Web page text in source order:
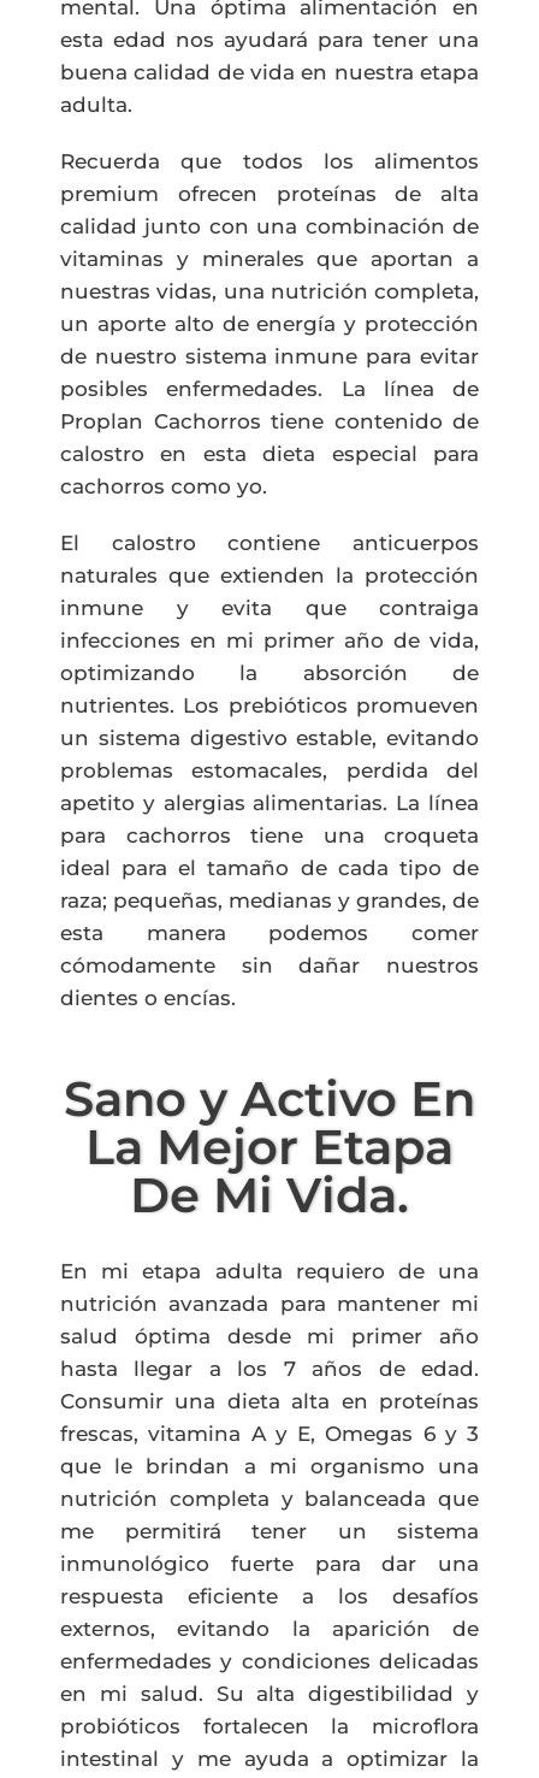
mental. Una óptima alimentación en
esta edad nos ayudará para tener una
buena calidad de vida en nuestra etapa
adulta.
Recuerda que todos los alimentos
premium ofrecen proteínas de alta
calidad junto con una combinación de
vitaminas y minerales que aportan a
nuestras vidas, una nutrición completa,
un aporte alto de energía y protección
de nuestro sistema inmune para evitar
posibles enfermedades. La línea de
Proplan Cachorros tiene contenido de
calostro en esta dieta especial para
cachorros como yo.
El calostro contiene anticuerpos
naturales que extienden la protección
inmune y evita que contraiga
infecciones en mi primer año de vida,
optimizando la absorción de
nutrientes. Los prebióticos promueven
un sistema digestivo estable, evitando
problemas estomacales, perdida del
apetito y alergias alimentarias. La línea
para cachorros tiene una croqueta
ideal para el tamaño de cada tipo de
raza; pequeñas, medianas y grandes, de
esta manera podemos comer
cómodamente sin dañar nuestros
dientes o encías.
Sano y Activo En
La Mejor Etapa
De Mi Vida.
En mi etapa adulta requiero de una
nutrición avanzada para mantener mi
salud óptima desde mi primer año
hasta llegar a los 7 años de edad.
Consumir una dieta alta en proteínas
frescas, vitamina A y E, Omegas 6 y 3
que le brindan a mi organismo una
nutrición completa y balanceada que
me permitirá tener un sistema
inmunológico fuerte para dar una
respuesta eficiente a los desafíos
externos, evitando la aparición de
enfermedades y condiciones delicadas
en mi salud. Su alta digestibilidad y
probióticos fortalecen la microflora
intestinal y me ayuda a optimizar la